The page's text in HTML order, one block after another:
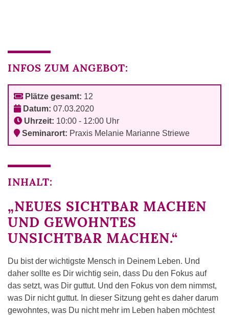
INFOS ZUM ANGEBOT:
Plätze gesamt: 12
Datum: 07.03.2020
Uhrzeit: 10:00 - 12:00 Uhr
Seminarort: Praxis Melanie Marianne Striewe
INHALT:
„NEUES SICHTBAR MACHEN
UND GEWOHNTES
UNSICHTBAR MACHEN.“
Du bist der wichtigste Mensch in Deinem Leben. Und
daher sollte es Dir wichtig sein, dass Du den Fokus auf
das setzt, was Dir guttut. Und den Fokus von dem nimmst,
was Dir nicht guttut. In dieser Sitzung geht es daher darum
gewohntes, was Du nicht mehr im Leben haben möchtest